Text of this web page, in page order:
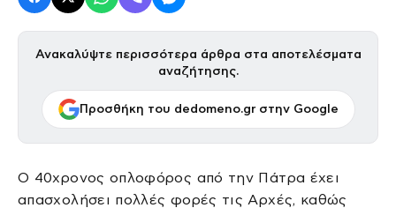
Ανακαλύψτε περισσότερα άρθρα στα αποτελέσματα
αναζήτησης.
Προσθήκη του dedomeno.gr στην Google
Ο 40χρονος οπλοφόρος από την Πάτρα έχει
απασχολήσει πολλές φορές τις Αρχές, καθώς